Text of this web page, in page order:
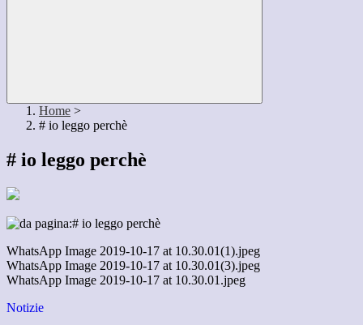
Home >
# io leggo perchè
# io leggo perchè
WhatsApp Image 2019-10-17 at 10.30.01(1).jpeg
WhatsApp Image 2019-10-17 at 10.30.01(3).jpeg
WhatsApp Image 2019-10-17 at 10.30.01.jpeg
Notizie